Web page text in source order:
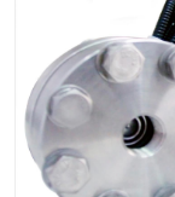
液氨液位计
油量传感器
温度变送器